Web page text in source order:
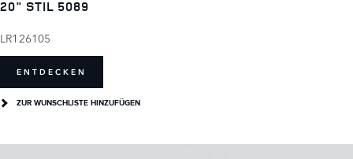
20" STIL 5089
LR126105
ENTDECKEN
ZUR WUNSCHLISTE HINZUFÜGEN